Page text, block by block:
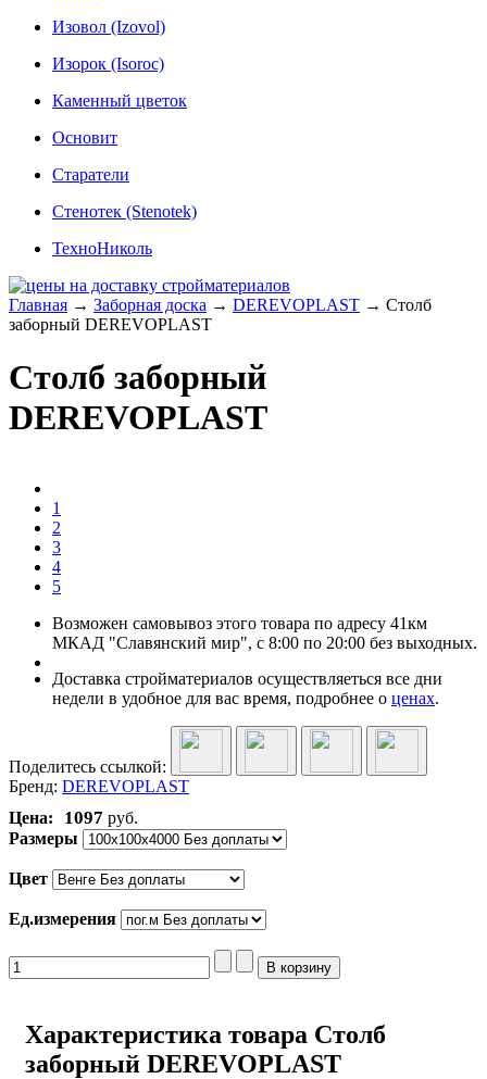
Изовол (Izovol)
Изорок (Isoroc)
Каменный цветок
Основит
Старатели
Стенотек (Stenotek)
ТехноНиколь
Главная → Заборная доска → DEREVOPLAST → Столб
заборный DEREVOPLAST
Столб заборный
DEREVOPLAST
1
2
3
4
5
Возможен самовывоз этого товара по адресу 41км
МКАД "Славянский мир", с 8:00 по 20:00 без выходных.
Доставка стройматериалов осуществляеться все дни
недели в удобное для вас время, подробнее о ценах.
Поделитесь ссылкой:
Бренд: DEREVOPLAST
Цена:
1097 руб.
Размеры
Цвет
Ед.измерения
Характеристика товара Столб
заборный DEREVOPLAST